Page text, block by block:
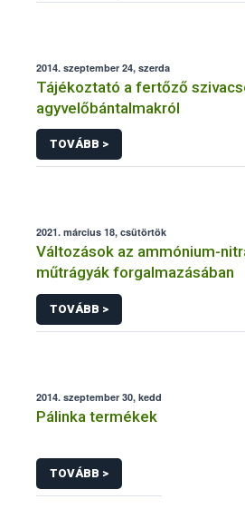
2014. szeptember 24, szerda
Tájékoztató a fertőző
agyvelőbántalmakról
TOVÁBB >
2021. március 18, csütörtök
Változások az ammónium-
műtrágyák forgalmazásában
TOVÁBB >
2014. szeptember 30, kedd
Pálinka termékek
TOVÁBB >